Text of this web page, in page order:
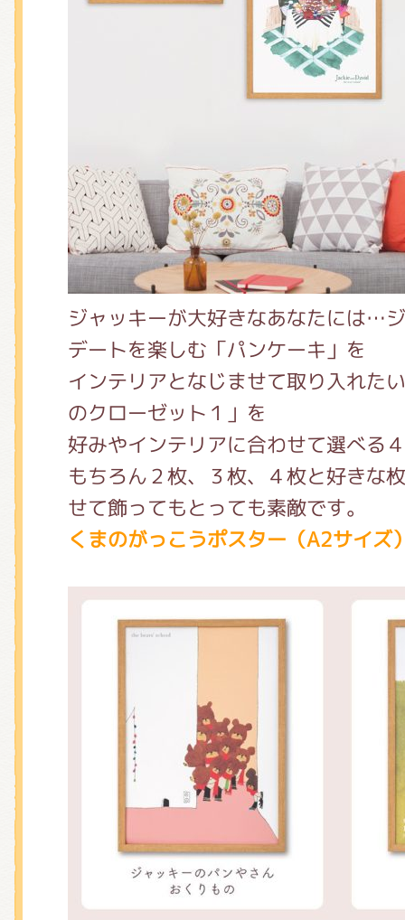
ジャッキーが大好きなあなたには…
デートを楽しむ「パンケーキ」を
インテリアとなじませて取り入れた
のクローゼット１」を
好みやインテリアに合わせて選べる
もちろん２枚、３枚、４枚と好きな
せて飾ってもとっても素敵です。
くまのがっこうポスター（A2サイズ
くまのがっこう しょくいんしつ